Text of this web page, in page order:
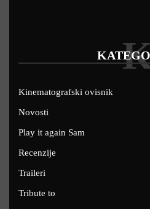
Kinematografski ovisnik
Novosti
Play it again Sam
Recenzije
Traileri
Tribute to